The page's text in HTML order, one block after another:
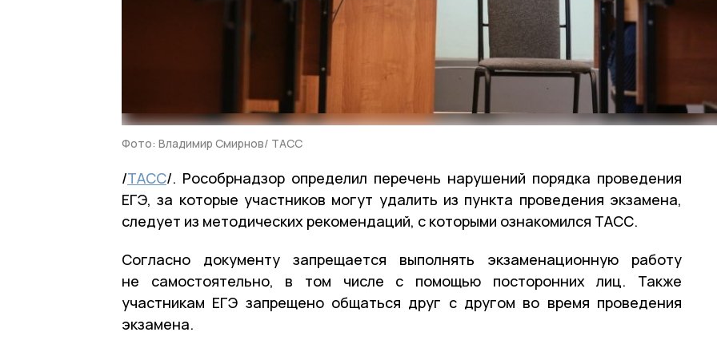
Фото: Владимир Смирнов/ ТАСС
/ТАСС/. Рособрнадзор определил перечень нарушений порядка проведения
ЕГЭ, за которые участников могут удалить из пункта проведения экзамена,
следует из методических рекомендаций, с которыми ознакомился ТАСС.
Согласно документу запрещается выполнять экзаменационную работу
не самостоятельно, в том числе с помощью посторонних лиц. Также
участникам ЕГЭ запрещено общаться друг с другом во время проведения
экзамена.